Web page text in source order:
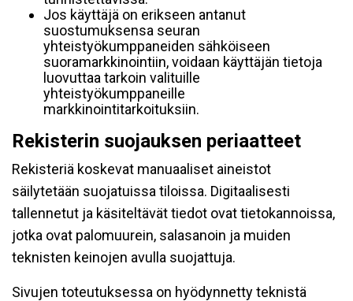
Jos käyttäjä on erikseen antanut
suostumuksensa seuran
yhteistyökumppaneiden sähköiseen
suoramarkkinointiin, voidaan käyttäjän tietoja
luovuttaa tarkoin valituille
yhteistyökumppaneille
markkinointitarkoituksiin.
Rekisterin suojauksen periaatteet
Rekisteriä koskevat manuaaliset aineistot
säilytetään suojatuissa tiloissa. Digitaalisesti
tallennetut ja käsiteltävät tiedot ovat tietokannoissa,
jotka ovat palomuurein, salasanoin ja muiden
teknisten keinojen avulla suojattuja.
Sivujen toteutuksessa on hyödynnetty teknistä